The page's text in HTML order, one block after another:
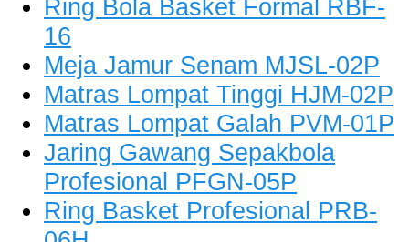
Ring Bola Basket Formal RBF-
16
Meja Jamur Senam MJSL-02P
Matras Lompat Tinggi HJM-02P
Matras Lompat Galah PVM-01P
Jaring Gawang Sepakbola
Profesional PFGN-05P
Ring Basket Profesional PRB-